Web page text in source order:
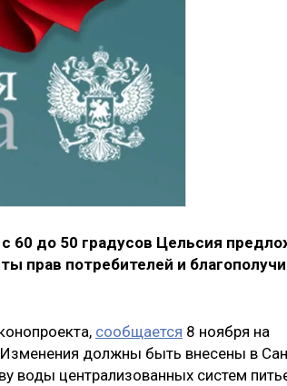
60 до 50 градусов Цельсия
прав потребителей и
сообщается 8 ноября на
должны быть внесены в
воды централизованных систем